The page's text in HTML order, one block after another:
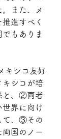
また、メ
進すべく
もありま
キシコ友好
シコが培
と、②両者
世界に向け
て、③その
国のノー